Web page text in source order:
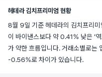
헤데라 김치프리미엄 현황
8월 9일 기준 헤데라의 김치프리
이 바이낸스보다 약 0.41% 낮은 ‘
가 약한 흐름입니다. 거래소별로
-0.56%로 차이가 있습니다.